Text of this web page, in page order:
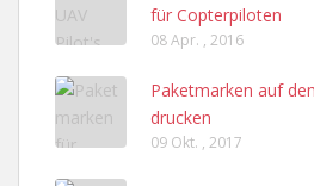
für Copterpiloten
08 Apr. , 2016
Paketmarken auf
drucken
09 Okt. , 2017